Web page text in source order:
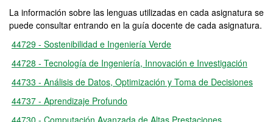
La información sobre las lenguas utilizadas en cada asignatura se
puede consultar entrando en la guía docente de cada asignatura.
44729 - Sostenibilidad e Ingeniería Verde
44728 - Tecnología de Ingeniería, Innovación e Investigación
44733 - Análisis de Datos, Optimización y Toma de Decisiones
44737 - Aprendizaje Profundo
44730 - Computación Avanzada de Altas Prestaciones